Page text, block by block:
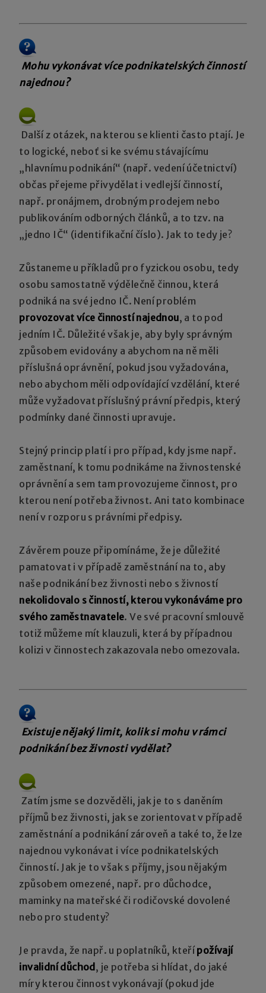
Mohu vykonávat více podnikatelských činností
najednou?
Další z otázek, na kterou se klienti často ptají. Je
to logické, neboť si ke svému stávajícímu
„hlavnímu podnikání“ (např. vedení účetnictví)
občas přejeme přivydělat i vedlejší činností,
např. pronájmem, drobným prodejem nebo
publikováním odborných článků, a to tzv. na
„jedno IČ“ (identifikační číslo). Jak to tedy je?
Zůstaneme u příkladů pro fyzickou osobu, tedy
osobu samostatně výdělečně činnou, která
podniká na své jedno IČ. Není problém
provozovat více činností najednou, a to pod
jedním IČ. Důležité však je, aby byly správným
způsobem evidovány a abychom na ně měli
příslušná oprávnění, pokud jsou vyžadována,
nebo abychom měli odpovídající vzdělání, které
může vyžadovat příslušný právní předpis, který
podmínky dané činnosti upravuje.
Stejný princip platí i pro případ, kdy jsme např.
zaměstnaní, k tomu podnikáme na živnostenské
oprávnění a sem tam provozujeme činnost, pro
kterou není potřeba živnost. Ani tato kombinace
není v rozporu s právními předpisy.
Závěrem pouze připomínáme, že je důležité
pamatovat i v případě zaměstnání na to, aby
naše podnikání bez živnosti nebo s živností
nekolidovalo s činností, kterou vykonáváme pro
svého zaměstnavatele. Ve své pracovní smlouvě
totiž můžeme mít klauzuli, která by případnou
kolizi v činnostech zakazovala nebo omezovala.
Existuje nějaký limit, kolik si mohu v rámci
podnikání bez živnosti vydělat?
Zatím jsme se dozvěděli, jak je to s daněním
příjmů bez živnosti, jak se zorientovat v případě
zaměstnání a podnikání zároveň a také to, že lze
najednou vykonávat i více podnikatelských
činností. Jak je to však s příjmy, jsou nějakým
způsobem omezené, např. pro důchodce,
maminky na mateřské či rodičovské dovolené
nebo pro studenty?
Je pravda, že např. u poplatníků, kteří požívají
invalidní důchod, je potřeba si hlídat, do jaké
míry kterou činnost vykonávají (pokud jde